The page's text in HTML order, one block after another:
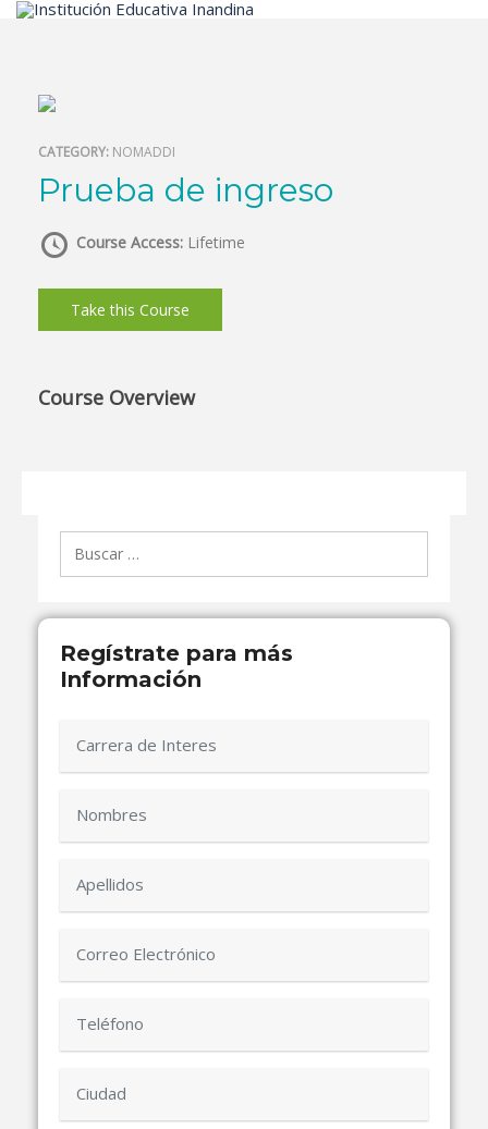
Inicio
CATEGORY: NOMADDI
Prueba de ingreso
Course Access: Lifetime
Take this Course
Course Overview
Regístrate para más
Información